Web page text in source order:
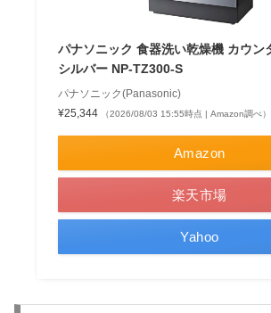
パナソニック 食器洗い乾燥機 カウン
シルバー NP-TZ300-S
パナソニック(Panasonic)
¥25,344
（2026/08/03 15:55時点 | Amazon調べ）
Amazon
楽天市場
Yahoo